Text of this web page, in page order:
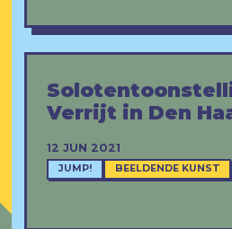
12 JUN 2021
JUMP! BEELDENDE KUNST
Verrijt in Den